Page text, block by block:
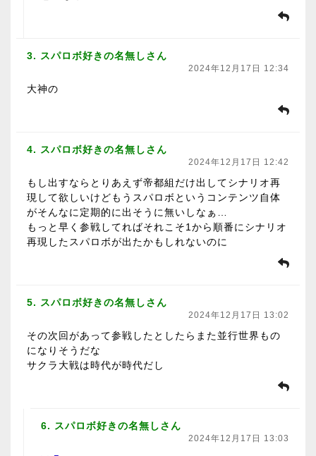
3. スパロボ好きの名無しさん
2024年12月17日 12:34
大神の
4. スパロボ好きの名無しさん
2024年12月17日 12:42
もし出すならとりあえず帝都組だけ出してシナリオ再
現して欲しいけどもうスパロボというコンテンツ自体
がそんなに定期的に出そうに無いしなぁ…
もっと早く参戦してればそれこそ1から順番にシナリオ
再現したスパロボが出たかもしれないのに
5. スパロボ好きの名無しさん
2024年12月17日 13:02
その次回があって参戦したとしたらまた並行世界もの
になりそうだな
サクラ大戦は時代が時代だし
6. スパロボ好きの名無しさん
2024年12月17日 13:03